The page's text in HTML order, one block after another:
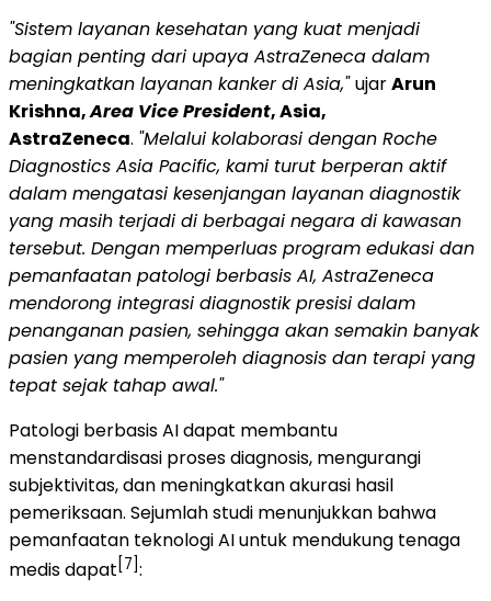
"Sistem layanan kesehatan yang kuat menjadi
bagian penting dari upaya AstraZeneca dalam
meningkatkan layanan kanker di Asia,"ujarArun
Krishna,Area Vice President, Asia,
AstraZeneca. "Melalui kolaborasi dengan Roche
Diagnostics Asia Pacific, kami turut berperan aktif
dalam mengatasi kesenjangan layanan diagnostik
yang masih terjadi di berbagai negara di kawasan
tersebut. Dengan memperluas program edukasi dan
pemanfaatan patologi berbasis AI, AstraZeneca
mendorong integrasi diagnostik presisi dalam
penanganan pasien, sehingga akan semakin banyak
pasien yang memperoleh diagnosis dan terapi yang
tepat sejak tahap awal."
Patologi berbasis AI dapat membantu
menstandardisasi proses diagnosis, mengurangi
subjektivitas, dan meningkatkan akurasi hasil
pemeriksaan. Sejumlah studi menunjukkan bahwa
pemanfaatan teknologi AI untuk mendukung tenaga
medis dapat [7]: